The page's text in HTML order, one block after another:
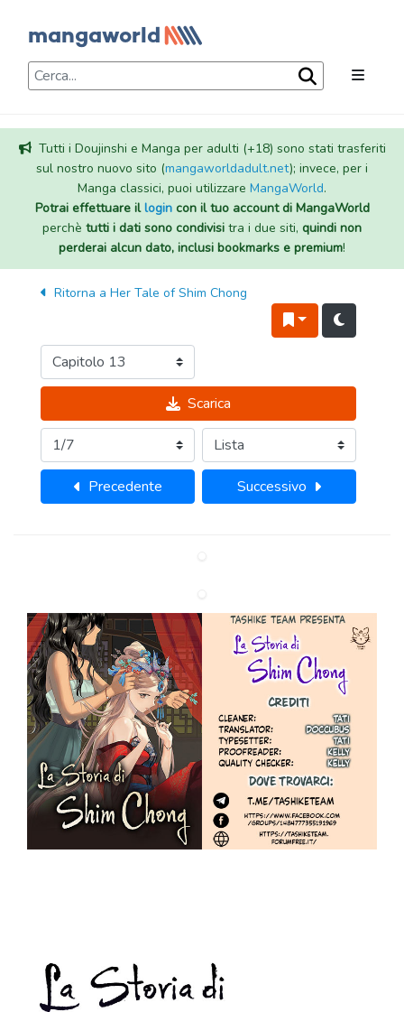
Tutti i Doujinshi e Manga per adulti (+18) sono stati trasferiti
sul nostro nuovo sito (mangaworldadult.net); invece, per i
Manga classici, puoi utilizzare MangaWorld.
Potrai effettuare illogincon il tuo account di MangaWorld
perchè tutti i dati sono condivisi tra i due siti, quindi non
perderai alcun dato, inclusi bookmarks e premium!
Ritorna a Her Tale of Shim Chong
Scarica
Precedente Successivo